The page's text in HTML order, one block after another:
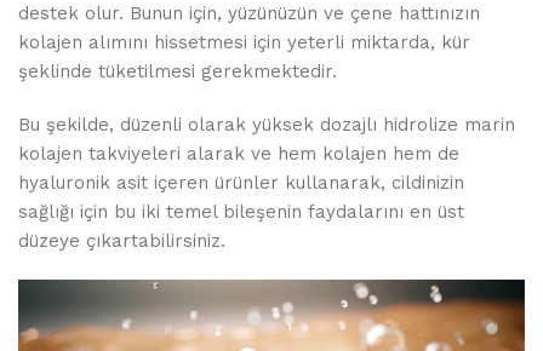
destek olur. Bunun için, yüzünüzün ve çene hattınızın
kolajen alımını hissetmesi için yeterli miktarda, kür
şeklinde tüketilmesi gerekmektedir.
Bu şekilde, düzenli olarak yüksek dozajlı hidrolize marin
kolajen takviyeleri alarak ve hem kolajen hem de
hyaluronik asit içeren ürünler kullanarak, cildinizin
sağlığı için bu iki temel bileşenin faydalarını en üst
düzeye çıkartabilirsiniz.